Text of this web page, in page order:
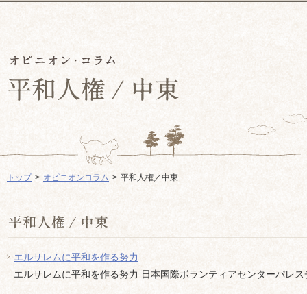
トップ オピニオンコラム 平和人権／中東
エルサレムに平和を作る努力
エルサレムに平和を作る努力 日本国際ボランティアセンターパレ